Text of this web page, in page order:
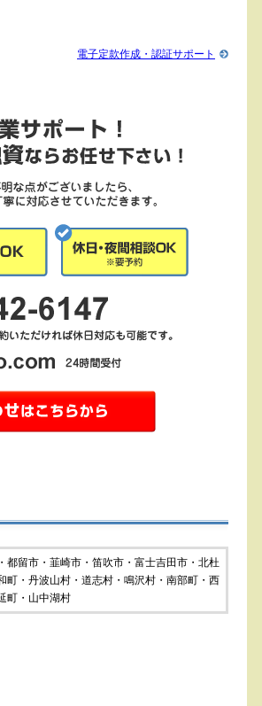
電子定款作成・認証サポート
留市・韮崎市・笛吹市・富士吉田市・北杜
町・丹波山村・道志村・鳴沢村・南部町・西
町・山中湖村